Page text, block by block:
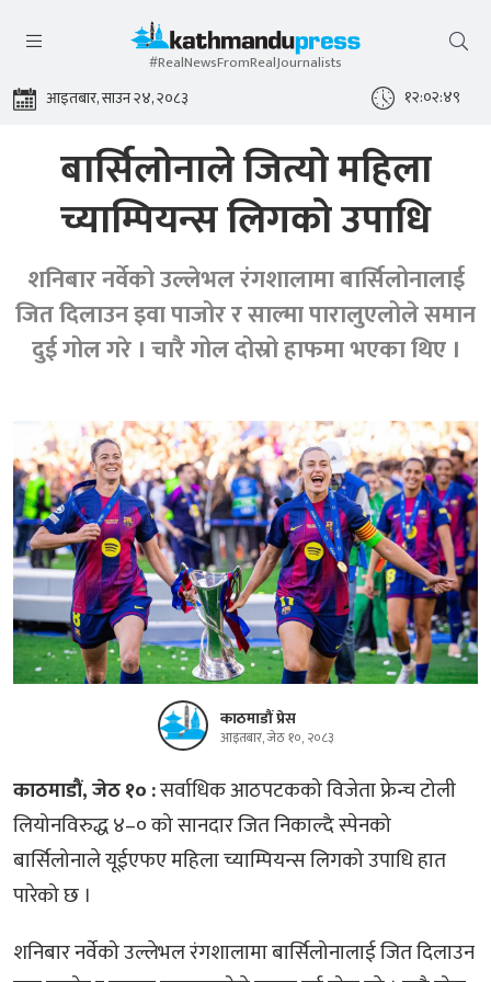
#RealNewsFromRealJournalists
आइतबार, साउन २४, २०८३ १२:०२:४९
बार्सिलोनाले जित्यो महिला
च्याम्पियन्स लिगको उपाधि
शनिबार नर्वेको उल्लेभल रंगशालामा बार्सिलोनालाई
जित दिलाउन इवा पाजोर र साल्मा पारालुएलोले समान
दुई गोल गरे । चारै गोल दोस्रो हाफमा भएका थिए ।
काठमाडौं प्रेस
आइतबार, जेठ १०, २०८३
काठमाडौं, जेठ १० :सर्वाधिक आठपटकको विजेता फ्रेन्च टोली
लियोनविरुद्ध ४–० को सानदार जित निकाल्दै स्पेनको
बार्सिलोनाले यूईएफए महिला च्याम्पियन्स लिगको उपाधि हात
पारेको छ ।
शनिबार नर्वेको उल्लेभल रंगशालामा बार्सिलोनालाई जित दिलाउन